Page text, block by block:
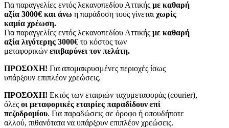
Για παραγγελίες εντός λεκανοπεδίου Αττικής με καθαρή
αξία 3000€ και άνω η παράδοση τους γίνεται χωρίς
καμία χρέωση.
Για παραγγελίες εντός λεκανοπεδίου Αττικής με καθαρή
αξία λιγότερης 3000€ το κόστος των
μεταφορικών επιβαρύνει τον πελάτη.
ΠΡΟΣΟΧΗ! Για απομακρυσμένες περιοχές ίσως
υπάρξουν επιπλέον χρεώσεις.
ΠΡΟΣΟΧΗ! Εκτός των εταιριών ταχυμεταφοράς (courier),
όλες οι μεταφορικές εταιρίες παραδίδουν επί
πεζοδρομίου. Για παραδώσεις σε όροφο ή οπουδήποτε
αλλού, πιθανότατα να υπάρξουν επιπλέον χρεώσεις.